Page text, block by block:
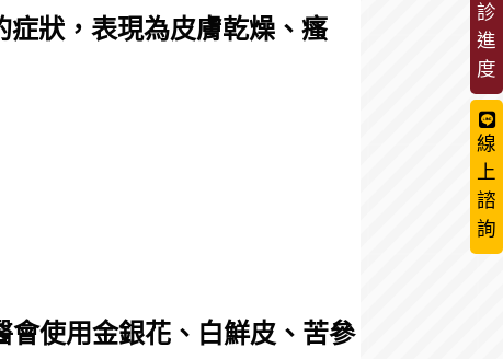
診
進
度
線
上
諮
詢
症狀，表現為皮膚乾燥、瘙
會使用金銀花、白鮮皮、苦參